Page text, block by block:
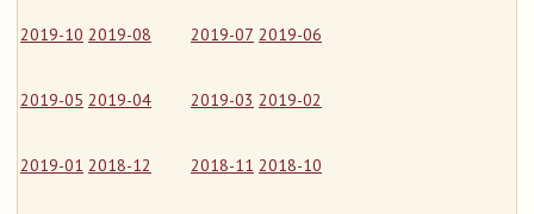
2019-10 2019-08 2019-07 2019-06
2019-05 2019-04 2019-03 2019-02
2019-01 2018-12 2018-11 2018-10